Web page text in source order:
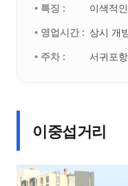
• 특징 :
이색적
• 영업시간 : 상시 개
• 주차 :
서귀포
이중섭거리